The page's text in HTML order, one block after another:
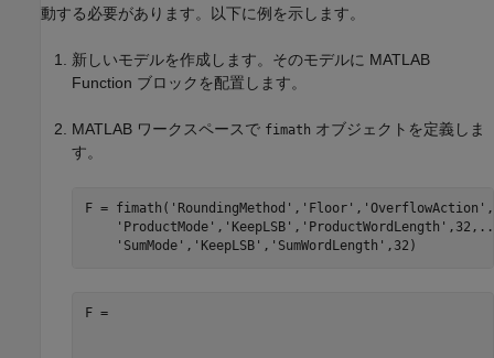
動する必要があります。以下に例を示します。
新しいモデルを作成します。そのモデルに MATLAB
Function ブロックを配置します。
MATLAB ワークスペースで fimath オブジェクトを定義しま
す。
F = fimath( 'RoundingMethod' , 'Floor' , 'OverflowAction' ,
'ProductMode' , 'KeepLSB' , 'ProductWordLength' ,32,
'SumMode' , 'KeepLSB' , 'SumWordLength' ,32)
F =